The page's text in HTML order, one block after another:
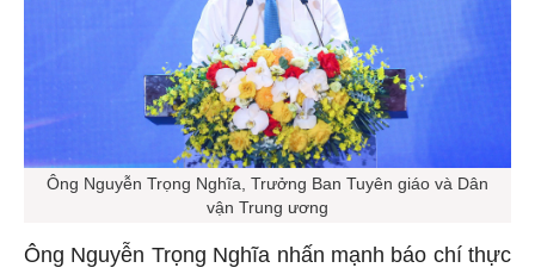
Ông Nguyễn Trọng Nghĩa, Trưởng Ban Tuyên giáo và Dân
vận Trung ương
Ông Nguyễn Trọng Nghĩa nhấn mạnh báo chí thực